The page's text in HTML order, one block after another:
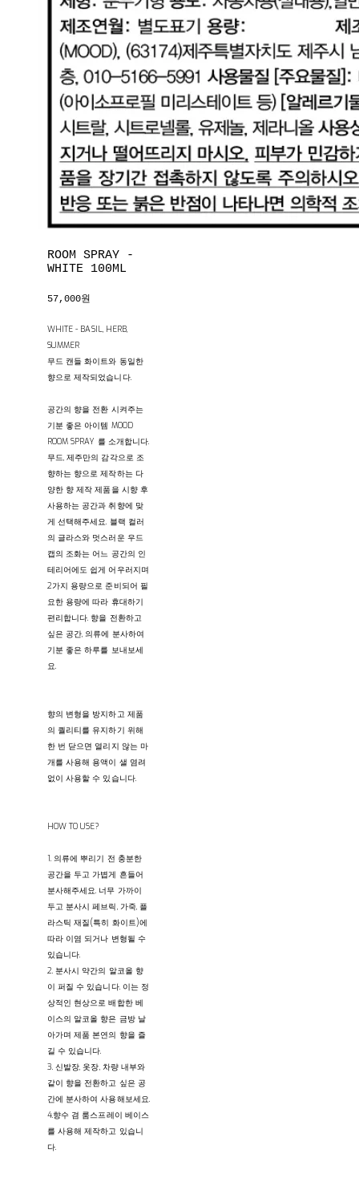
ROOM SPRAY -
WHITE 100ML
57,000원
WHITE - BASIL, HERB,
SUMMER
무드 캔들 화이트와 동일한
향으로 제작되었습니다.
공간의 향을 전환 시켜주는
기분 좋은 아이템 MOOD
ROOM SPRAY 를 소개합니다.
무드, 제주만의 감각으로 조
향하는 향으로 제작하는 다
양한 향 제작 제품을 시향 후
사용하는 공간과 취향에 맞
게 선택해주세요. 블랙 컬러
의 글라스와 멋스러운 우드
캡의 조화는 어느 공간의 인
테리어에도 쉽게 어우러지며
2가지 용량으로 준비되어 필
요한 용량에 따라 휴대하기
편리합니다. 향을 전환하고
싶은 공간, 의류에 분사하여
기분 좋은 하루를 보내보세
요.
향의 변형을 방지하고 제품
의 퀄리티를 유지하기 위해
한 번 닫으면 열리지 않는 마
개를 사용해 용액이 샐 염려
없이 사용할 수 있습니다.
HOW TO USE?
1. 의류에 뿌리기 전 충분한
공간을 두고 가볍게 흔들어
분사해주세요. 너무 가까이
두고 분사시 페브릭, 가죽, 플
라스틱 재질(특히 화이트)에
따라 이염 되거나 변형될 수
있습니다.
2. 분사시 약간의 알코올 향
이 퍼질 수 있습니다. 이는 정
상적인 현상으로 배합한 베
이스의 알코올 향은 금방 날
아가며 제품 본연의 향을 즐
길 수 있습니다.
3. 신발장, 옷장, 차량 내부와
같이 향을 전환하고 싶은 공
간에 분사하여 사용해보세요.
4.향수 겸 룸스프레이 베이스
를 사용해 제작하고 있습니
다.